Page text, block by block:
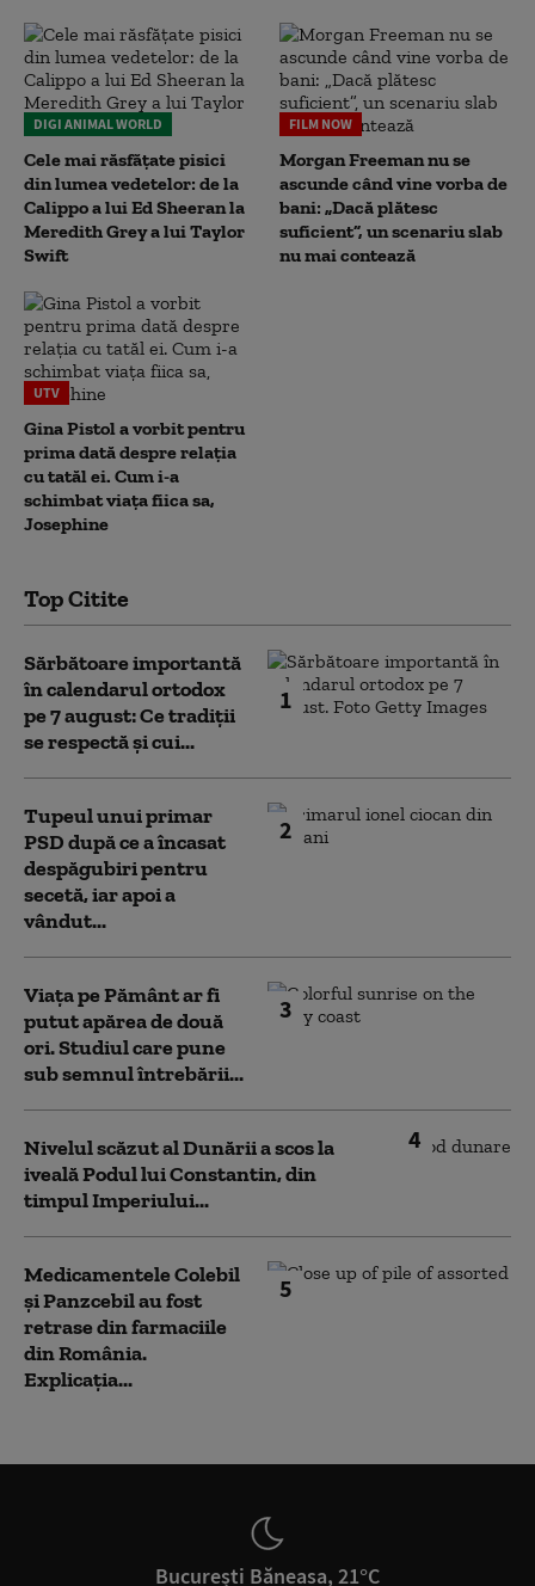
DIGI ANIMAL WORLD
Cele mai răsfățate pisici
din lumea vedetelor: de la
Calippo a lui Ed Sheeran la
Meredith Grey a lui Taylor
Swift
FILM NOW
Morgan Freeman nu se
ascunde când vine vorba de
bani: „Dacă plătesc
suficient”, un scenariu slab
nu mai contează
UTV
Gina Pistol a vorbit pentru
prima dată despre relația
cu tatăl ei. Cum i-a
schimbat viața fiica sa,
Josephine
Top Citite
1
Sărbătoare importantă
în calendarul ortodox
pe 7 august: Ce tradiții
se respectă și cui...
2
Tupeul unui primar
PSD după ce a încasat
despăgubiri pentru
secetă, iar apoi a
vândut...
3
Viața pe Pământ ar fi
putut apărea de două
ori. Studiul care pune
sub semnul întrebării...
4
Nivelul scăzut al Dunării a scos la
iveală Podul lui Constantin, din
timpul Imperiului...
5
Medicamentele Colebil
și Panzcebil au fost
retrase din farmaciile
din România.
Explicația...
București Băneasa, 21°C